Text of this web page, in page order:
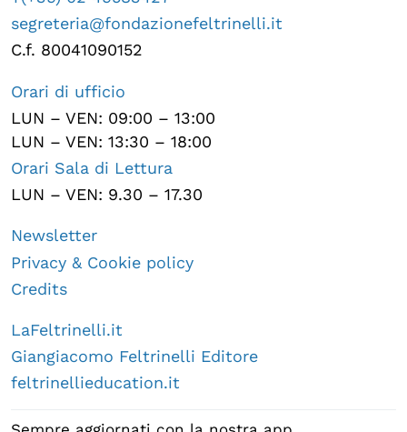
segreteria@fondazionefeltrinelli.it
C.f. 80041090152
Orari di ufficio
LUN – VEN: 09:00 – 13:00
LUN – VEN: 13:30 – 18:00
Orari Sala di Lettura
LUN – VEN: 9.30 – 17.30
Newsletter
Privacy & Cookie policy
Credits
LaFeltrinelli.it
Giangiacomo Feltrinelli Editore
feltrinellieducation.it